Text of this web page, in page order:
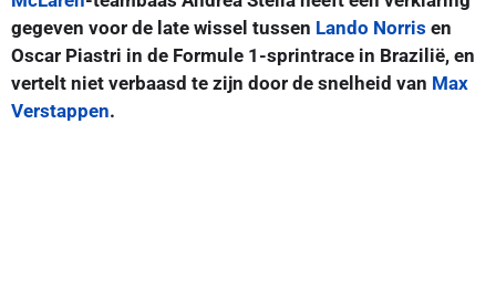
gegeven voor de late wissel tussen Lando Norris en
Oscar Piastri in de Formule 1-sprintrace in Brazilië, en
vertelt niet verbaasd te zijn door de snelheid van Max
Verstappen.